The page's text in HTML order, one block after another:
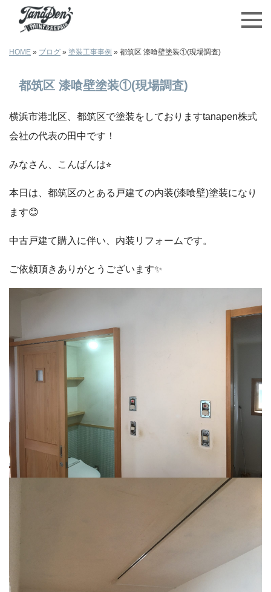
HOME » ブログ » 塗装工事事例 » 都筑区 漆喰壁塗装①(現場調査)
都筑区 漆喰壁塗装①(現場調査)
横浜市港北区、都筑区で塗装をしておりますtanapen株式
会社の代表の田中です！
みなさん、こんばんは⭐︎
本日は、都筑区のとある戸建ての内装(漆喰壁)塗装になり
ます😊
中古戸建て購入に伴い、内装リフォームです。
ご依頼頂きありがとうございます✨